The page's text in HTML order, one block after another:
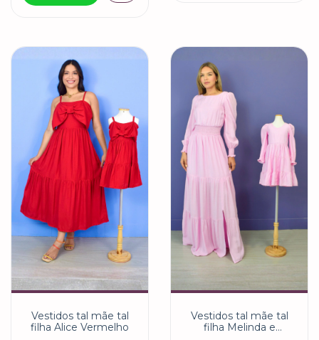
Vestidos tal mãe tal
filha Alice Vermelho
Vestidos tal mãe tal
filha Melinda e